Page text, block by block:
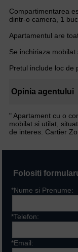
Compartimentarea
dintr-o camera, 1
Apartamentul are
Se inchiriaza mobilat
Pretul include loc de
Opinia agentului
" Apartament cu o
mobilat si utilat,
de interes. Cartier
Folositi
*Nume si Prenume:
*Telefon:
*Email: